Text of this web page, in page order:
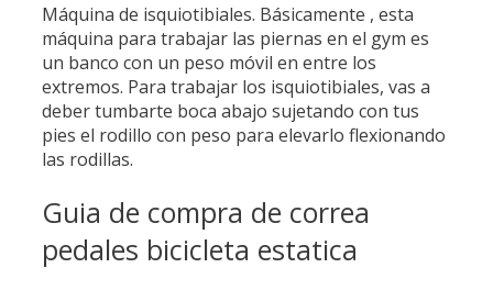
Máquina de isquiotibiales. Básicamente , esta
máquina para trabajar las piernas en el gym es
un banco con un peso móvil en entre los
extremos. Para trabajar los isquiotibiales, vas a
deber tumbarte boca abajo sujetando con tus
pies el rodillo con peso para elevarlo flexionando
las rodillas.
Guia de compra de correa
pedales bicicleta estatica